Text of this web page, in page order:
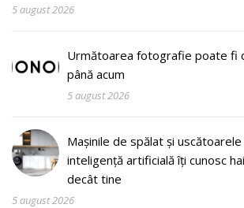
5 august 2026
Următoarea fotografie poate fi
până acum
5 august 2026
Mașinile de spălat și
inteligență artificială îți cunosc
decât tine
5 august 2026